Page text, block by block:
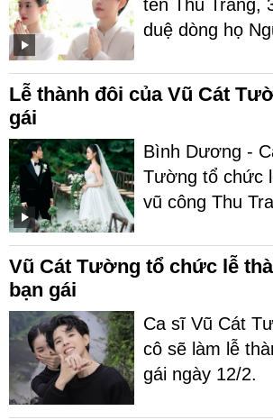
tên Thu Trang,
duệ dòng họ
Lễ thành đôi của Vũ Cát
gái
Bình Dương -
Tường tổ chức
vũ công Thu
Vũ Cát Tường tổ chức lễ
bạn gái
Ca sĩ Vũ Cát
cô sẽ làm lễ
gái ngày 12/2.